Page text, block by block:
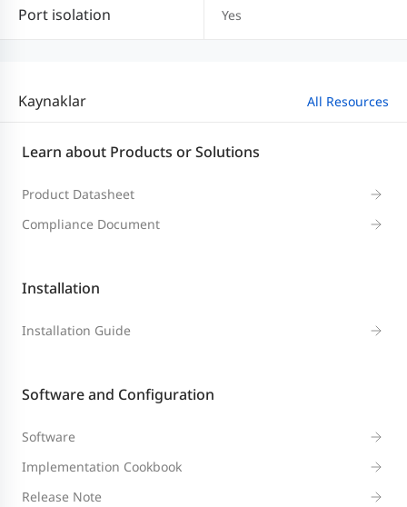
Port isolation Yes
Kaynaklar All Resources
Learn about Products or Solutions
Product Datasheet
Compliance Document
Installation
Installation Guide
Software and Configuration
Software
Implementation Cookbook
Release Note